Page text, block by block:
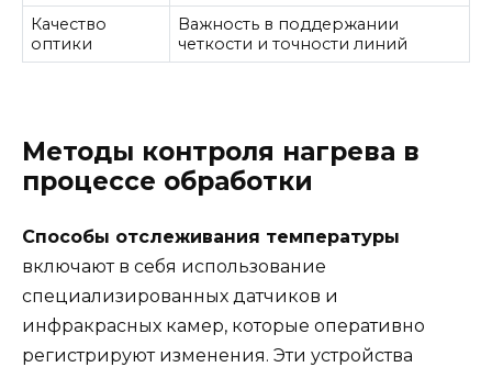
Качество
оптики
Важность в поддержании
четкости и точности линий
Методы контроля нагрева в
процессе обработки
Способы отслеживания температуры
включают в себя использование
специализированных датчиков и
инфракрасных камер, которые оперативно
регистрируют изменения. Эти устройства